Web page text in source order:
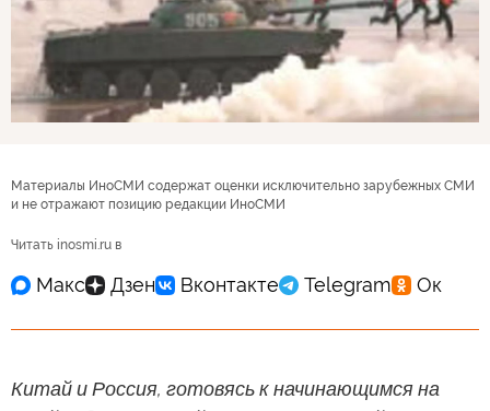
Материалы ИноСМИ содержат оценки исключительно зарубежных СМИ
и не отражают позицию редакции ИноСМИ
Читать inosmi.ru в
Китай и Россия, готовясь к начинающимся на